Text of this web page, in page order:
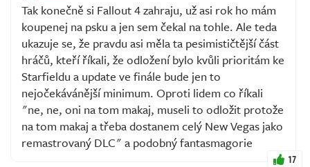
Tak konečně si Fallout 4 zahraju, už asi rok ho mám
koupenej na psku a jen sem čekal na tohle. Ale teda
ukazuje se, že pravdu asi měla ta pesimističtější část
hráčů, kteří říkali, že odložení bylo kvůli prioritám ke
Starfieldu a update ve finále bude jen to
nejočekávánější minimum. Oproti lidem co říkali
"ne, ne, oni na tom makaj, museli to odložit protože
na tom makaj a třeba dostanem celý New Vegas jako
remastrovaný DLC" a podobný fantasmagorie
17